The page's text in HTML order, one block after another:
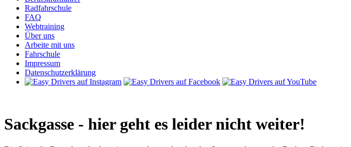
Radfahrschule
FAQ
Webtraining
Über uns
Arbeite mit uns
Fahrschule
Impressum
Datenschutzerklärung
Sackgasse - hier geht es leider nicht weiter!